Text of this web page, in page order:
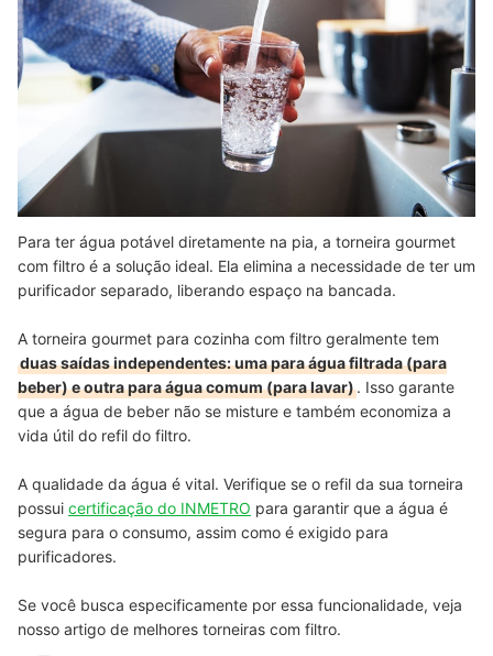
Para ter água potável diretamente na pia, a torneira gourmet
com filtro é a solução ideal. Ela elimina a necessidade de ter um
purificador separado, liberando espaço na bancada.
A torneira gourmet para cozinha com filtro geralmente tem
duas saídas independentes: uma para água filtrada (para
beber) e outra para água comum (para lavar). Isso garante
que a água de beber não se misture e também economiza a
vida útil do refil do filtro.
A qualidade da água é vital. Verifique se o refil da sua torneira
possui certificação do INMETRO para garantir que a água é
segura para o consumo, assim como é exigido para
purificadores.
Se você busca especificamente por essa funcionalidade, veja
nosso artigo de melhores torneiras com filtro.